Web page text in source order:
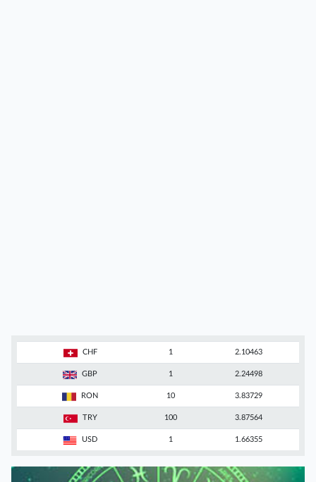
CHF 1 2.10463
GBP 1 2.24498
RON 10 3.83729
TRY 100 3.87564
USD 1 1.66355